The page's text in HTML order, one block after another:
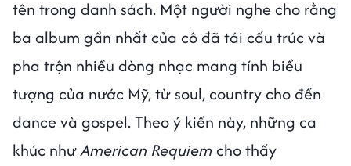
tên trong danh sách. Một người nghe cho rằng
ba album gần nhất của cô đã tái cấu trúc và
pha trộn nhiều dòng nhạc mang tính biểu
tượng của nước Mỹ, từ soul, country cho đến
dance và gospel. Theo ý kiến này, những ca
khúc nhưAmerican Requiem cho thấy